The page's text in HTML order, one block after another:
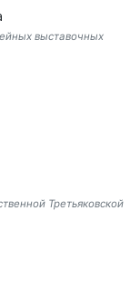
выставочных
Третьяковской